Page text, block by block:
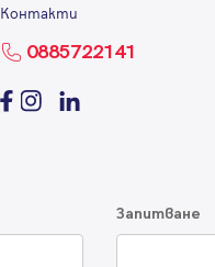
Контакти
0885722141
Запитване
Вход
по-подробна